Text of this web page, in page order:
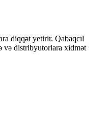
diqqət yetirir. Qabaqcıl
və distribyutorlara xidmət